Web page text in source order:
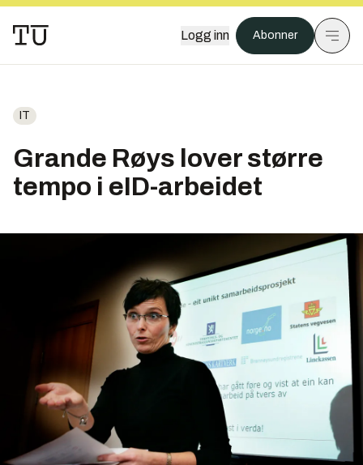
Logg inn Abonner
IT
Grande Røys lover større
tempo i eID-arbeidet